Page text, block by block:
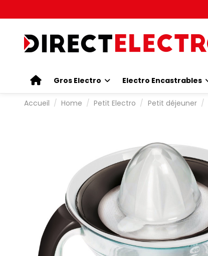
Gros Electro Electro Encastrables
Accueil Home Petit Electro Petit déjeuner